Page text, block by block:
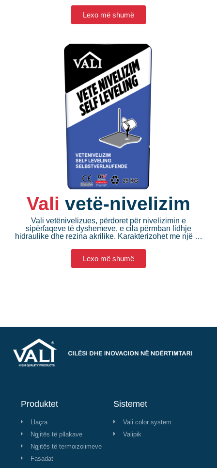
Lexo më shumë
Vali vetë-nivelizim
Vali vetënivelizues, përdoret për nivelizimin e
sipërfaqeve të dyshemeve, e cila përmban lidhje
hidraulike dhe rezina akrilike. Karakterizohet me një …
Lexo më shumë
Produktet
Llaçra
Ngjitës të pllakave
Ngjitës të termoizolimeve
Fasadat
Sistemet
Vali color system
Valipik